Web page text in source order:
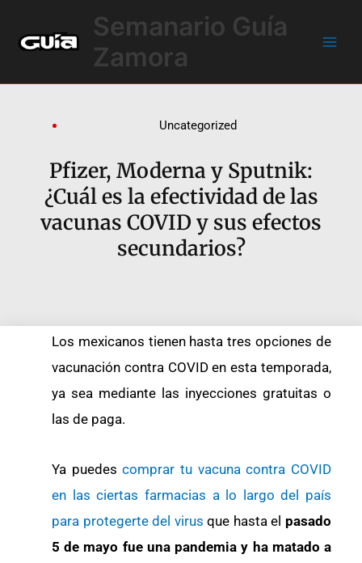
contenido
Semanario Guía
Zamora
Uncategorized
Pfizer, Moderna y Sputnik:
¿Cuál es la efectividad de las
vacunas COVID y sus efectos
secundarios?
Los mexicanos tienen hasta tres opciones de
vacunación contra COVID en esta temporada,
ya sea mediante las inyecciones gratuitas o
las de paga.
Ya puedescomprar tu vacuna contra COVID
en las ciertas farmacias a lo largo del país
para protegerte del virusque hasta el pasado
5 de mayo fue una pandemia y ha matado a